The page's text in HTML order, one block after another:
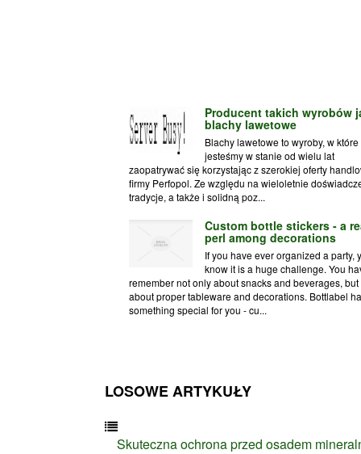
Producent takich wyrobów
blachy lawetowe
Blachy lawetowe to wyroby, w które
jesteśmy w stanie od wielu lat
zaopatrywać się korzystając z szerokiej oferty
firmy Perfopol. Ze względu na wieloletnie
tradycje, a także i solidną poz...
Custom bottle stickers - a
perl among decorations
If you have ever organized a party,
know it is a huge challenge. You
remember not only about snacks and beverages,
about proper tableware and decorations. Bottlabel
something special for you - cu...
LOSOWE ARTYKUŁY
Skuteczna ochrona przed osadem